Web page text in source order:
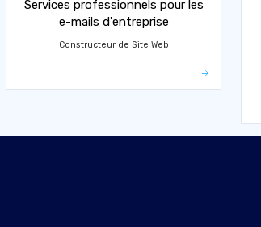
Services professionnels pour les
e-mails d'entreprise
Constructeur de Site Web